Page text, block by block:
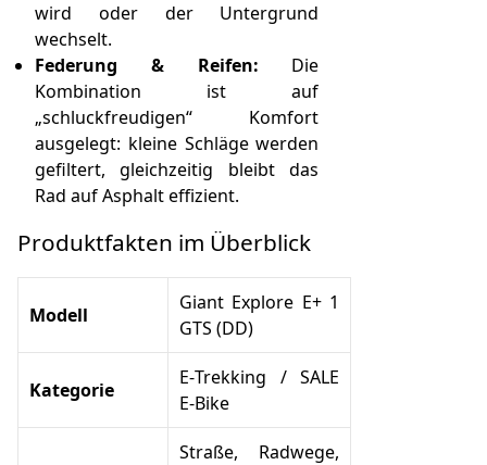
wird oder der Untergrund
wechselt.
Federung & Reifen: Die
Kombination ist auf
„schluckfreudigen“ Komfort
ausgelegt: kleine Schläge werden
gefiltert, gleichzeitig bleibt das
Rad auf Asphalt effizient.
Produktfakten im Überblick
Modell
Giant Explore E+ 1
GTS (DD)
Kategorie
E‑Trekking / SALE
E‑Bike
Straße, Radwege,